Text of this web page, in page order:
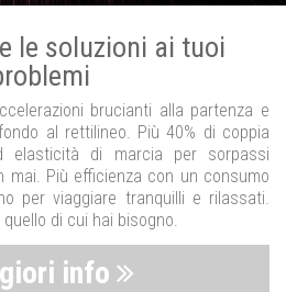
le soluzioni ai tuoi
brucianti alla partenza e
al rettilineo. Più 40% di coppia
elasticità di marcia per sorpassi
mai. Più efficienza con un consumo
per viaggiare tranquilli e rilassati.
di cui hai bisogno.
info